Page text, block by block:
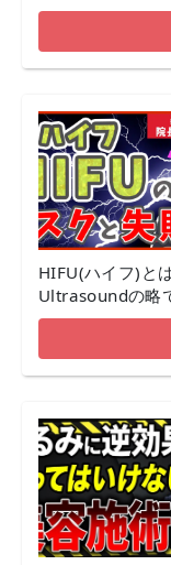
HIFU(ハイフ)と
Ultrasoundの略